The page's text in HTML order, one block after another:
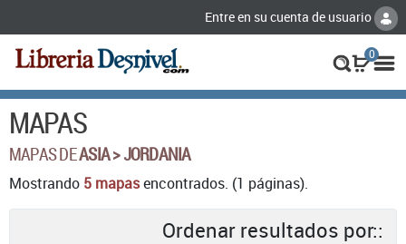
Entre en su cuenta de usuario
0
MAPAS
MAPAS DEASIA > JORDANIA
Mostrando 5 mapasencontrados. (1 páginas).
Ordenar resultados por::